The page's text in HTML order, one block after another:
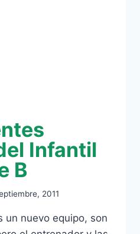
Infantil
B
2011
un nuevo equipo, son